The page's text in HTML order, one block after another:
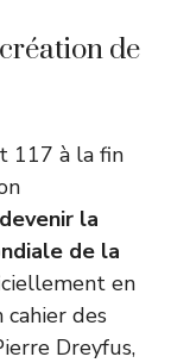
de
117 à la fin
devenir la
de la
en
des
Dreyfus,